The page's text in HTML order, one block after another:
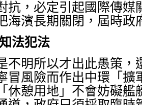
抗，必定引起國際傳媒
海濱長期關閉，屆時政
法犯法
不明所以才出此愚策，
冒風險而作出中環「擴
休憩用地」不會妨礙艦